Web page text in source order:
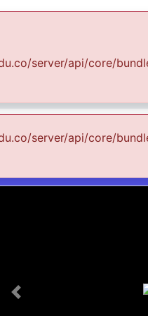
de
Previous
server/api/core/
server/api/core/